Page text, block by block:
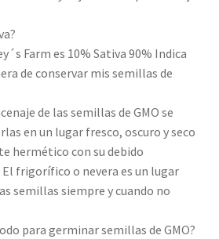
Farm es 10% Sativa 90% Indica
de conservar mis semillas de
de las semillas de GMO se
en un lugar fresco, oscuro y seco
hermético con su debido
frigorífico o nevera es un lugar
semillas siempre y cuando no
para germinar semillas de GMO?